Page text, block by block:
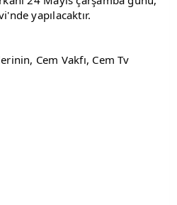
yapılacaktır.
Cem Vakfı, Cem Tv